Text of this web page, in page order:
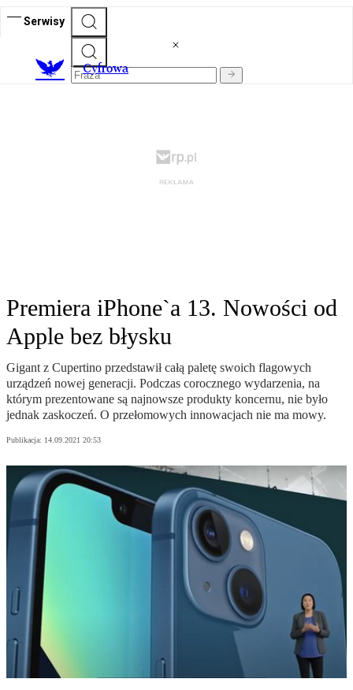
Serwisy
Cyfrowa
Premiera iPhone`a 13. Nowości od
Apple bez błysku
Gigant z Cupertino przedstawił całą paletę swoich flagowych
urządzeń nowej generacji. Podczas corocznego wydarzenia, na
którym prezentowane są najnowsze produkty koncernu, nie było
jednak zaskoczeń. O przełomowych innowacjach nie ma mowy.
Publikacja: 14.09.2021 20:53